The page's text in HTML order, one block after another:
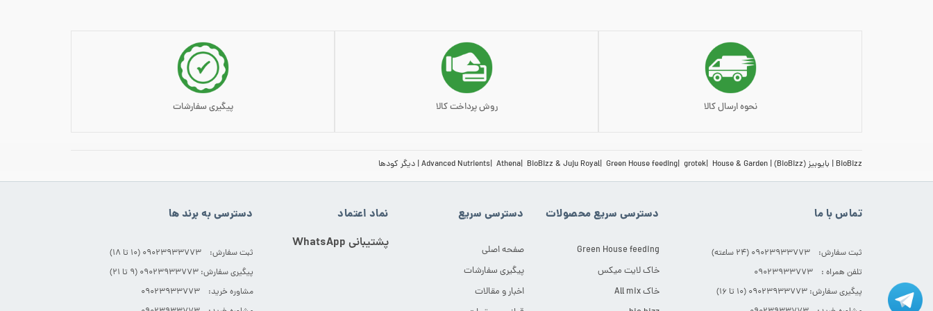
نحوه ارسال کالا روش پرداخت کالا پیگیری سفارشات
BioBizz بایوبیز (BioBizz) Advanced Nutrients Athena BioBizz & Juju Royal Green House feeding grotek House & Garden دیگر کودها
تماس با ما
ثبت سفارش: 09023933773 (۲۴ ساعته)
تلفن همراه : 09023933773
پیگیری سفارش: 09023933773 (۱۰ تا ۱۶)
دسترسی سریع محصولات
Green House feeding
خاک لایت میکس
خاک All mix
دسترسی سریع
صفحه اصلی
پیگیری سفارشات
اخبار و مقالات
نماد اعتماد
پشتیبانی WhatsApp
دسترسی به برند ها
ثبت سفارش: 09023933773 (۱۰ تا ۱۸)
پیگیری سفارش: 09023933773 (۹ تا ۲۱)
مشاوره خرید: 09023933773